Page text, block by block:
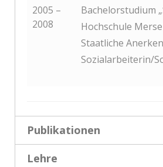
2005 –
2008
Bachelorstudium
Hochschule
Staatliche
Sozialarbeiterin/
Publikationen
Lehre